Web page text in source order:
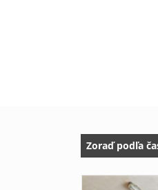
Zoraď podľa